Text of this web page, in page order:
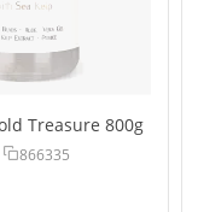
Treasure 800g
866335